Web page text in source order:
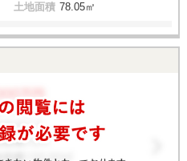
土地面積 78.05㎡